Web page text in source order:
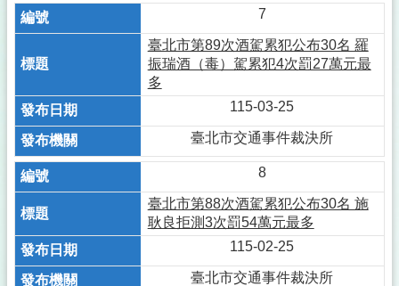
7
臺北市第89次酒駕累犯公布30名 羅
振瑞酒（毒）駕累犯4次罰27萬元最
多
115-03-25
臺北市交通事件裁決所
8
臺北市第88次酒駕累犯公布30名 施
耿良拒測3次罰54萬元最多
115-02-25
臺北市交通事件裁決所